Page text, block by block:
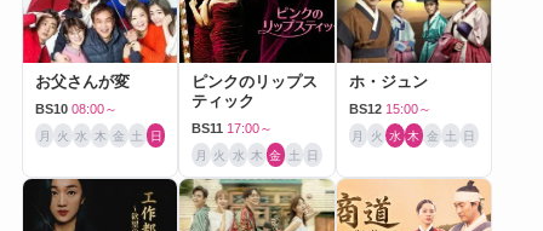
お父さんが変
BS10 08:00～
月 火 水 木 金 土 日
ピンクのリップス
ティック
BS11 17:00～
月 火 水 木 金 土 日
ホ・ジュン
BS12 15:00～
月 火 水 木 金 土 日